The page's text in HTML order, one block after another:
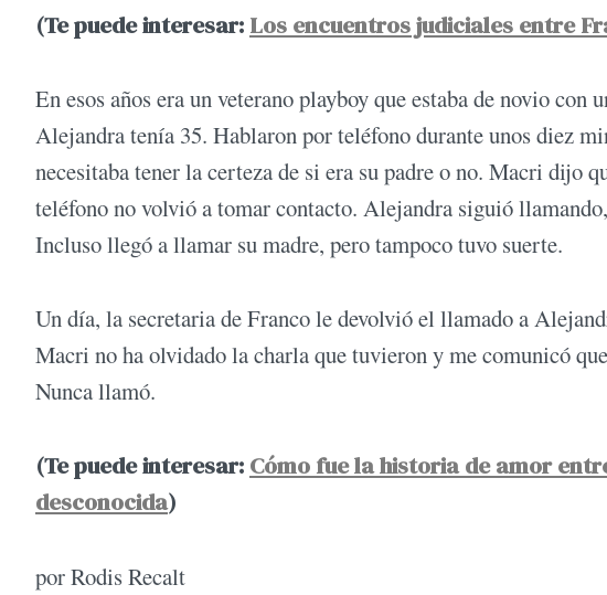
(Te puede interesar: Los encuentros judiciales entre
En esos años era un veterano playboy que estaba de novio
Alejandra tenía 35. Hablaron por teléfono durante unos diez
necesitaba tener la certeza de si era su padre o no. Macri dijo
teléfono no volvió a tomar contacto. Alejandra siguió
Incluso llegó a llamar su madre, pero tampoco tuvo suerte.
Un día, la secretaria de Franco le devolvió el llamado a
Macri no ha olvidado la charla que tuvieron y me comunicó
Nunca llamó.
(Te puede interesar: Cómo fue la historia de amor
desconocida)
por Rodis Recalt